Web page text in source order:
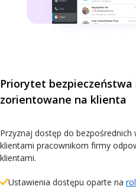
Priorytet bezpieczeństwa
zorientowane na klienta
Przyznaj dostęp do
klientami pracownikom firmy
klientami.
Ustawienia dostępu oparte na